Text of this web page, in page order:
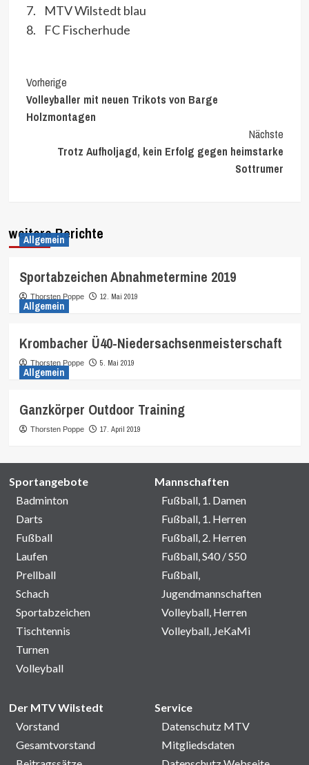
7. MTV Wilstedt blau
8. FC Fischerhude
Continue
Reading
Vorherige
Volleyballer mit neuen Trikots von Barge
Holzmontagen
Nächste
Trotz Aufholjagd, kein Erfolg gegen heimstarke
Sottrumer
weitere Berichte
Allgemein
Sportabzeichen Abnahmetermine 2019
Thorsten Poppe 12. Mai 2019
Allgemein
Krombacher Ü40-Niedersachsenmeisterschaft
Thorsten Poppe 5. Mai 2019
Allgemein
Ganzkörper Outdoor Training
Thorsten Poppe 17. April 2019
Sportangebote
Badminton
Darts
Fußball
Laufen
Prellball
Schach
Sportabzeichen
Tischtennis
Turnen
Volleyball
Mannschaften
Fußball, 1. Damen
Fußball, 1. Herren
Fußball, 2. Herren
Fußball, S40 / S50
Fußball,
Jugendmannschaften
Volleyball, Herren
Volleyball, JeKaMi
Der MTV Wilstedt
Vorstand
Gesamtvorstand
Service
Datenschutz MTV
Mitgliedsdaten